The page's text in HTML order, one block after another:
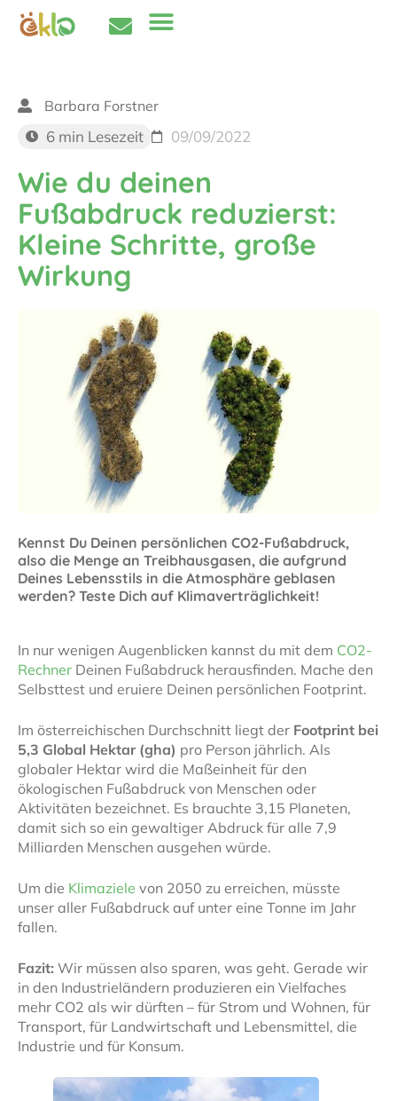
Barbara Forstner
6 min Lesezeit 09/09/2022
Wie du deinen
Fußabdruck reduzierst:
Kleine Schritte, große
Wirkung
Kennst Du Deinen persönlichen CO2-Fußabdruck,
also die Menge an Treibhausgasen, die aufgrund
Deines Lebensstils in die Atmosphäre geblasen
werden? Teste Dich auf Klimaverträglichkeit!
In nur wenigen Augenblicken kannst du mit dem CO2-
Rechner Deinen Fußabdruck herausfinden. Mache den
Selbsttest und eruiere Deinen persönlichen Footprint.
Im österreichischen Durchschnitt liegt der Footprint bei
5,3 Global Hektar (gha) pro Person jährlich. Als
globaler Hektar wird die Maßeinheit für den
ökologischen Fußabdruck von Menschen oder
Aktivitäten bezeichnet. Es brauchte 3,15 Planeten,
damit sich so ein gewaltiger Abdruck für alle 7,9
Milliarden Menschen ausgehen würde.
Um die Klimaziele von 2050 zu erreichen, müsste
unser aller Fußabdruck auf unter eine Tonne im Jahr
fallen.
Fazit: Wir müssen also sparen, was geht. Gerade wir
in den Industrieländern produzieren ein Vielfaches
mehr CO2 als wir dürften – für Strom und Wohnen, für
Transport, für Landwirtschaft und Lebensmittel, die
Industrie und für Konsum.